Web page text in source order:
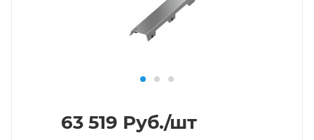
63 519 Руб./шт